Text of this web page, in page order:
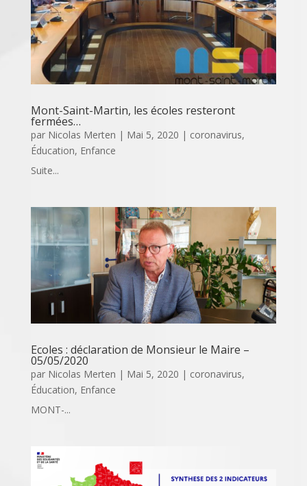
Mont-Saint-Martin, les écoles resteront
fermées…
par Nicolas Merten | Mai 5, 2020 | coronavirus,
Éducation, Enfance
Suite...
Ecoles : déclaration de Monsieur le Maire –
05/05/2020
par Nicolas Merten | Mai 5, 2020 | coronavirus,
Éducation, Enfance
MONT-...